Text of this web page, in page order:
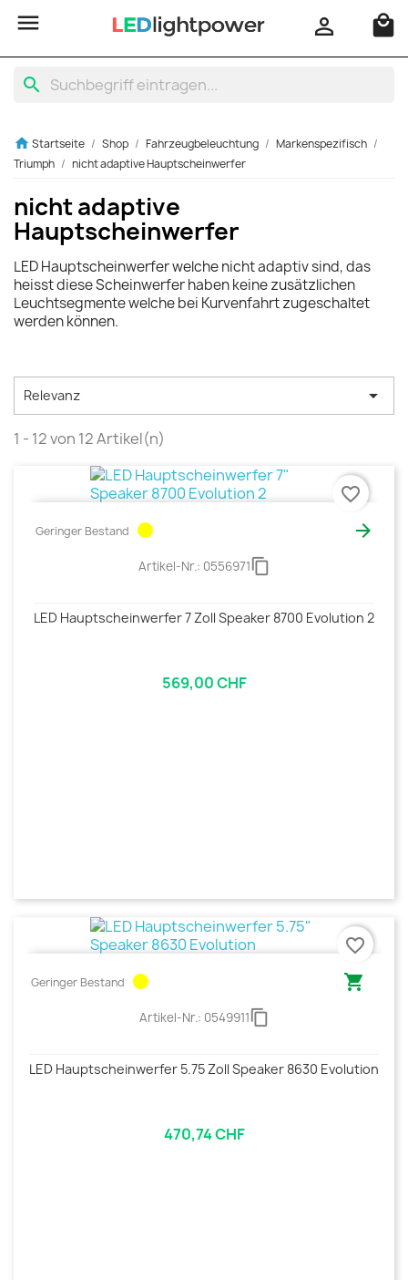
 local_mall

search
home Startseite Shop Fahrzeugbeleuchtung
Markenspezifisch
Triumph
nicht adaptive Hauptscheinwerfer
nicht adaptive
Hauptscheinwerfer
LED Hauptscheinwerfer welche nicht adaptiv sind, das
heisst diese Scheinwerfer haben keine zusätzlichen
Leuchtsegmente welche bei Kurvenfahrt zugeschaltet
werden können.
Relevanz 
1 - 12 von 12 Artikel(n)
Geringer Bestand circle 
Artikel-Nr.: 0556971content_copy
LED Hauptscheinwerfer 7 Zoll Speaker 8700 Evolution 2
569,00 CHF
favorite_border
Geringer Bestand circle 
Artikel-Nr.: 0549911content_copy
LED Hauptscheinwerfer 5.75 Zoll Speaker 8630 Evolution
470,74 CHF
favorite_border